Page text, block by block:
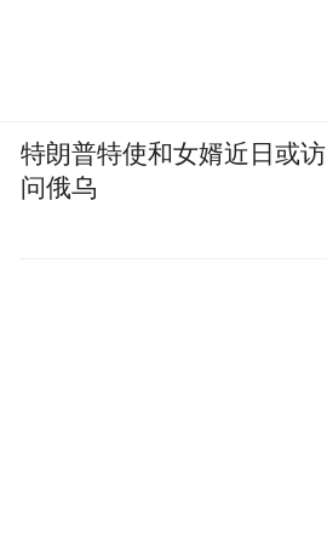
特朗普特使和女婿近日或访
问俄乌